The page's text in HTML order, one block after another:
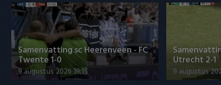
Samenvatting sc Heerenveen - FC
Twente 1-0
9 augustus 2026 19:15
Utrecht 2-1
9 augustus